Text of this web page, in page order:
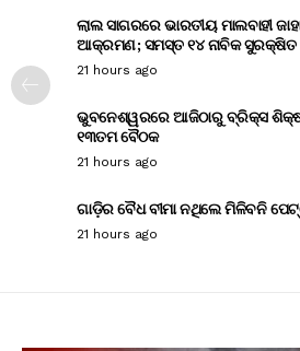
ଲାଲ ସାଗରରେ ଭାରତୀୟ ମାଲବାହୀ
ଆକ୍ରମଣ; ସମସ୍ତ ୧୪ ନାବିକ ସୁରକ୍ଷିତ
21 hours ago
ଭୁବନେଶ୍ୱରରେ ଆଜିଠାରୁ ବ୍ରିକ୍ସ
୧୩ତମ ବୈଠକ
21 hours ago
ଗାଡ଼ିର ବୈଧ ବୀମା ନଥିଲେ ମିଳିବନି
21 hours ago